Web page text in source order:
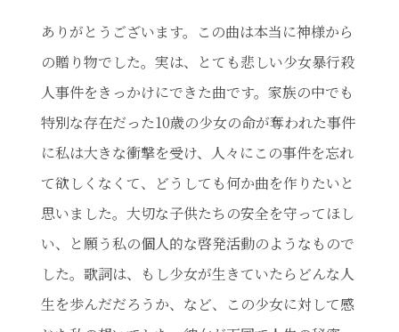
ありがとうございます。この曲は本当に神様から
の贈り物でした。実は、とても悲しい少女暴行殺
人事件をきっかけにできた曲です。家族の中でも
特別な存在だった10歳の少女の命が奪われた事件
に私は大きな衝撃を受け、人々にこの事件を忘れ
て欲しくなくて、どうしても何か曲を作りたいと
思いました。大切な子供たちの安全を守ってほし
い、と願う私の個人的な啓発活動のようなもので
した。歌詞は、もし少女が生きていたらどんな人
生を歩んだだろうか、など、この少女に対して感